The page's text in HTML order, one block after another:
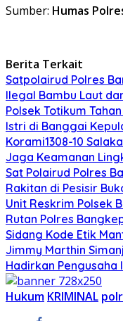
Sumber: Humas
Berita Terkait
Satpolairud Polres
Ilegal Bambu Laut
Polsek Totikum
Istri di Banggai
Korami1308-10
Jaga Keamanan
Sat Polairud Polres
Rakitan di Pesisir
Unit Reskrim Polsek
Rutan Polres
Sidang Kode Etik
Jimmy Marthin
Hadirkan Pengusaha
Hukum KRIMINAL